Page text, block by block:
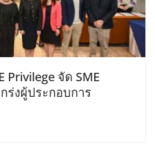
Privilege จัด SME
ร่งผู้ประกอบการ